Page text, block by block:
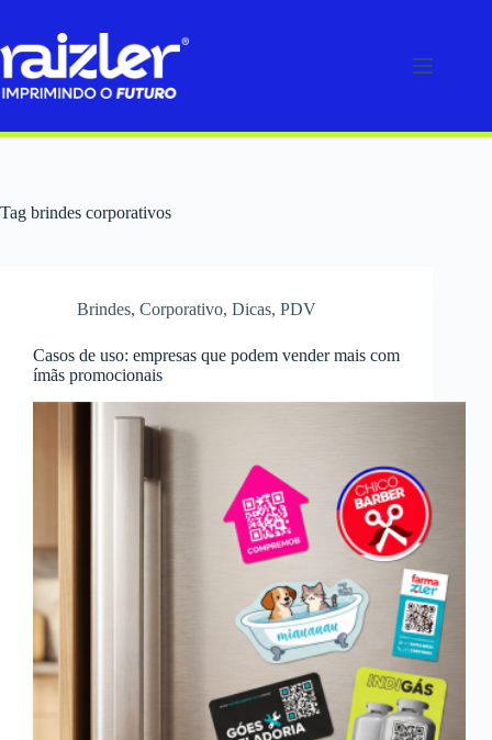
o
conteúdo
Tag brindes corporativos
Brindes, Corporativo, Dicas, PDV
Casos de uso: empresas que podem vender mais com
ímãs promocionais